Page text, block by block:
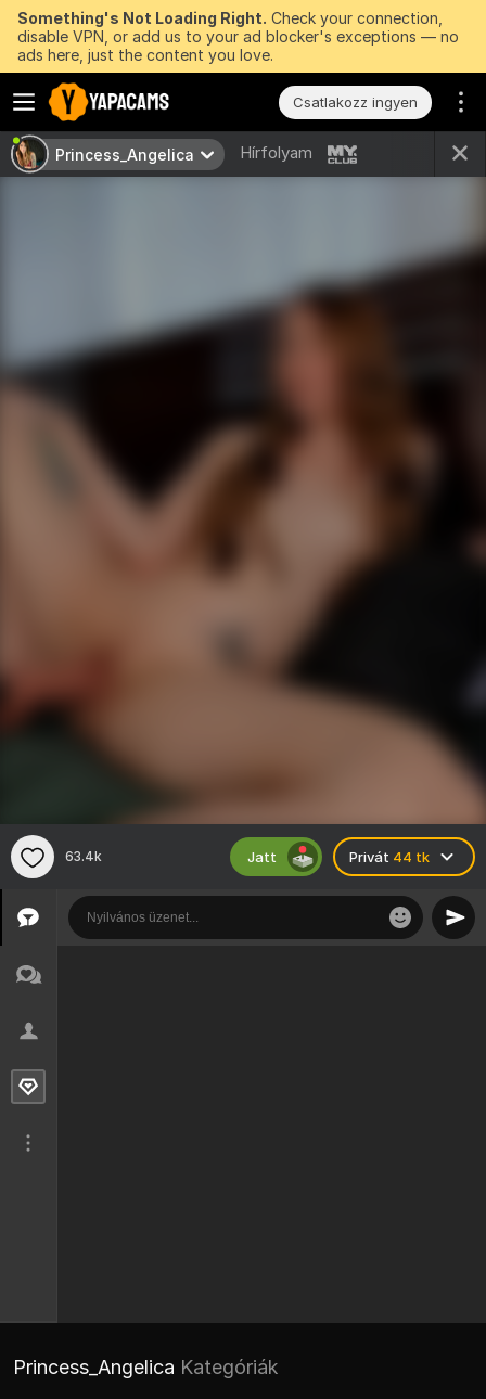
Something's Not Loading Right. Check your connection,
disable VPN, or add us to your ad blocker's exceptions — no
ads here, just the content you love.
Csatlakozz ingyen
Princess_Angelica Hírfolyam
63.4k Privát 44 tk
Jatt
Princess_Angelica Kategóriák